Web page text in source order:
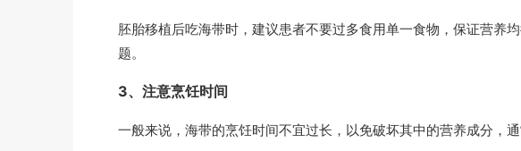
胚胎移植后吃海带时，建议患者不要过多食用单一食物，保证营养
题。
3、注意烹饪时间
一般来说，海带的烹饪时间不宜过长，以免破坏其中的营养成分，